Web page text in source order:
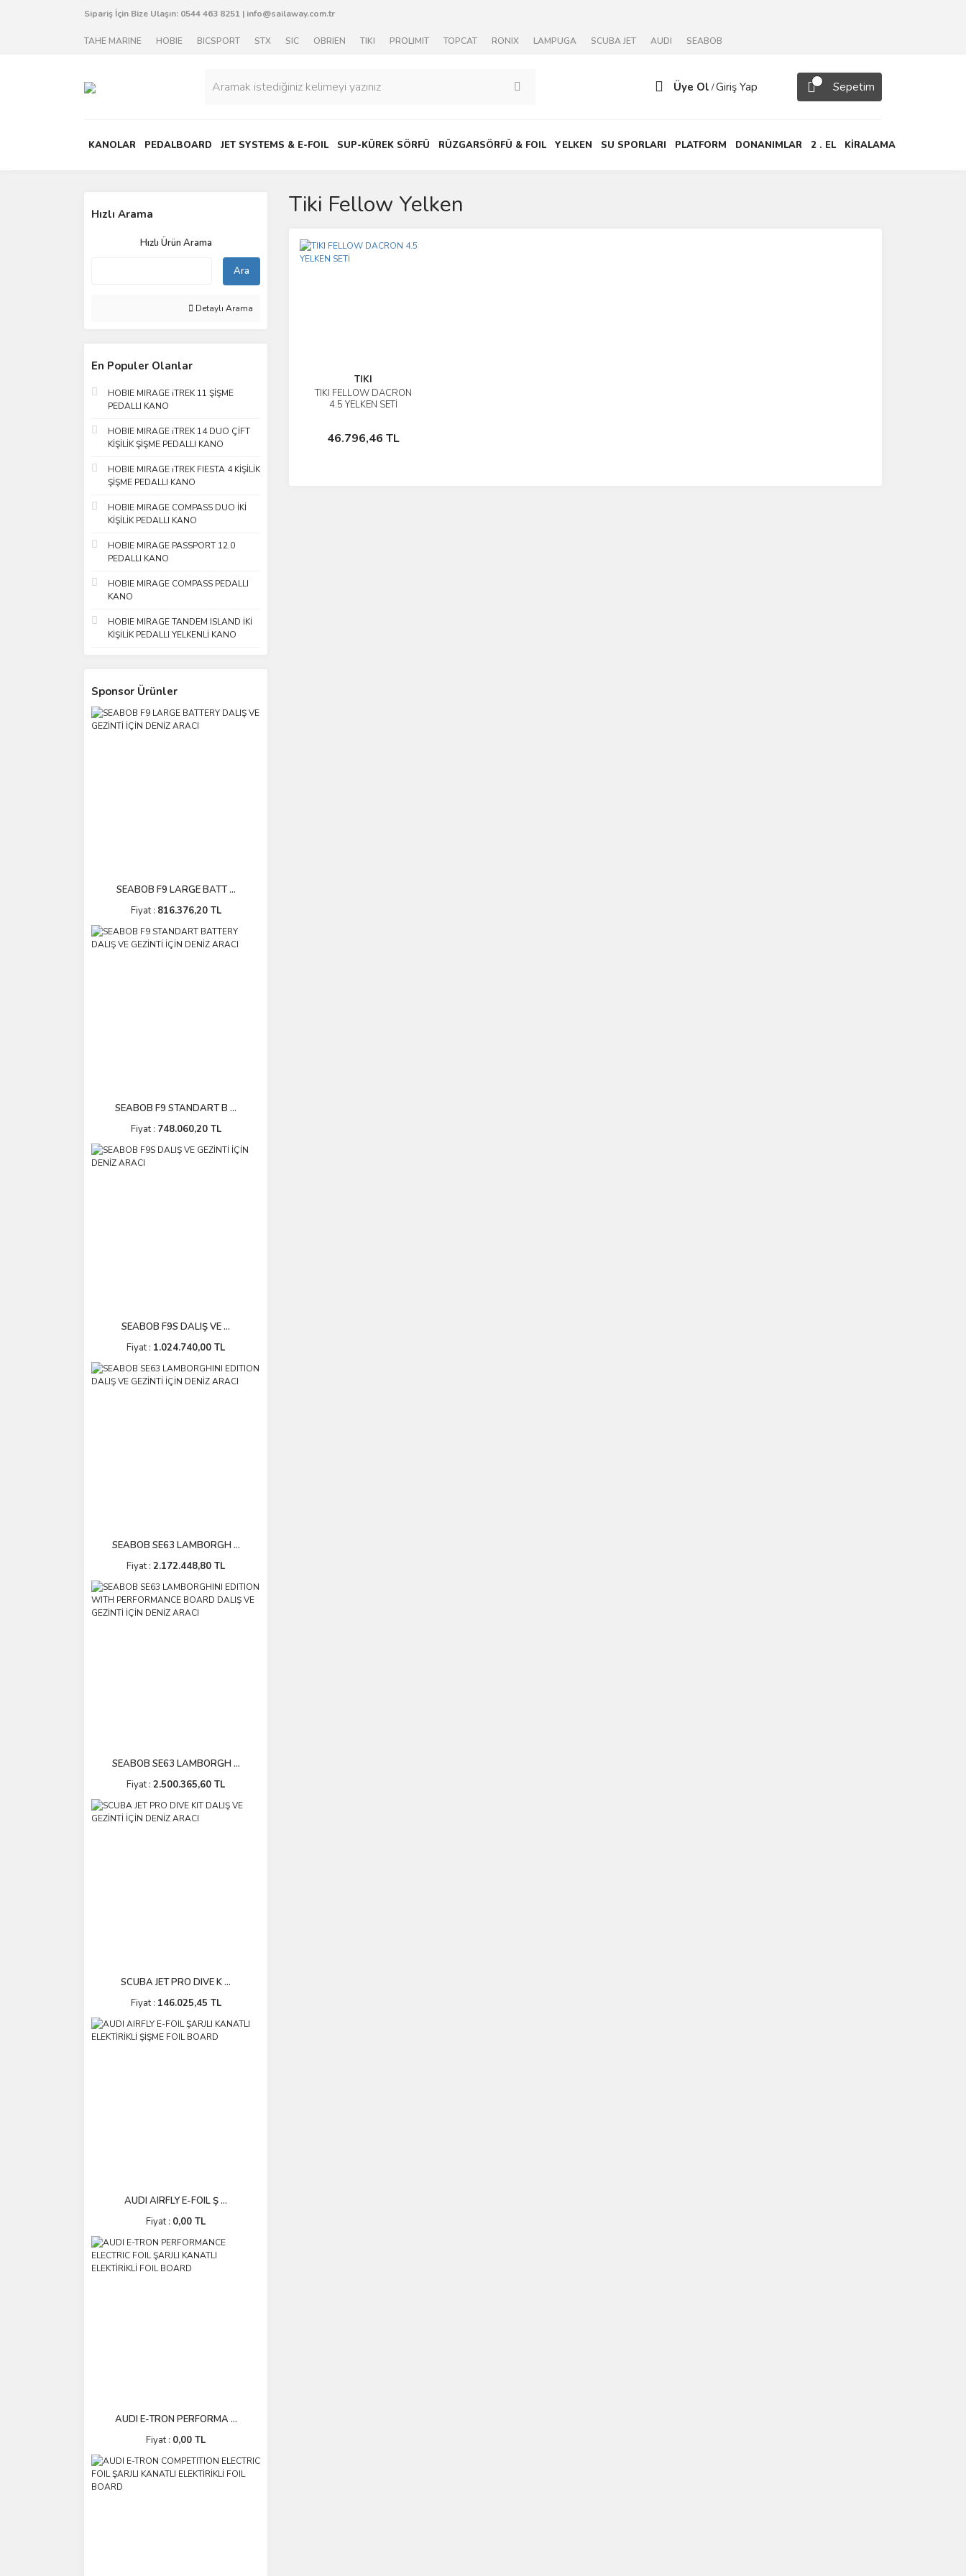
Sipariş İçin Bize Ulaşın: 0544 463 8251 | info@sailaway.com.tr
TAHE MARINE HOBIE BICSPORT STX SIC OBRIEN TIKI PROLIMIT TOPCAT RONIX LAMPUGA SCUBA JET AUDI SEABOB
Üye Ol /Giriş Yap Sepetim
KANOLAR PEDALBOARD JET SYSTEMS & E-FOIL SUP-KÜREK SÖRFÜ RÜZGARSÖRFÜ & FOIL YELKEN SU SPORLARI PLATFORM DONANIMLAR 2 . EL KİRALAMA
Hızlı Arama
Hızlı Ürün Arama
Ara
Detaylı Arama
En Populer Olanlar
HOBIE MIRAGE iTREK 11 ŞİŞME
PEDALLI KANO
HOBIE MIRAGE iTREK 14 DUO ÇİFT
KİŞİLİK ŞİŞME PEDALLI KANO
HOBIE MIRAGE iTREK FIESTA 4 KİŞİLİK
ŞİŞME PEDALLI KANO
HOBIE MIRAGE COMPASS DUO İKİ
KİŞİLİK PEDALLI KANO
HOBIE MIRAGE PASSPORT 12.0
PEDALLI KANO
HOBIE MIRAGE COMPASS PEDALLI
KANO
HOBIE MIRAGE TANDEM ISLAND İKİ
KİŞİLİK PEDALLI YELKENLİ KANO
Sponsor Ürünler
SEABOB F9 LARGE BATT ...
Fiyat : 816.376,20 TL
SEABOB F9 STANDART B ...
Fiyat : 748.060,20 TL
SEABOB F9S DALIŞ VE ...
Fiyat : 1.024.740,00 TL
SEABOB SE63 LAMBORGH ...
Fiyat : 2.172.448,80 TL
SEABOB SE63 LAMBORGH ...
Fiyat : 2.500.365,60 TL
SCUBA JET PRO DIVE K ...
Fiyat : 146.025,45 TL
AUDI AIRFLY E-FOIL Ş ...
Fiyat : 0,00 TL
AUDI E-TRON PERFORMA ...
Fiyat : 0,00 TL
Tiki Fellow Yelken
TIKI
TIKI FELLOW DACRON
4.5 YELKEN SETİ
46.796,46 TL
İncele
Sepete Ekle